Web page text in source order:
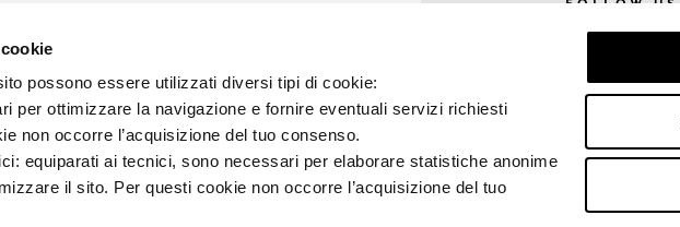
possono essere utilizzati diversi tipi di cookie:
per ottimizzare la navigazione e fornire eventuali servizi richiesti
non occorre l’acquisizione del tuo consenso.
equiparati ai tecnici, sono necessari per elaborare statistiche anonime
il sito. Per questi cookie non occorre l’acquisizione del tuo
FOLLOW US
E REG. IMPR. BO 00286900378 R.E.A. BO 5545